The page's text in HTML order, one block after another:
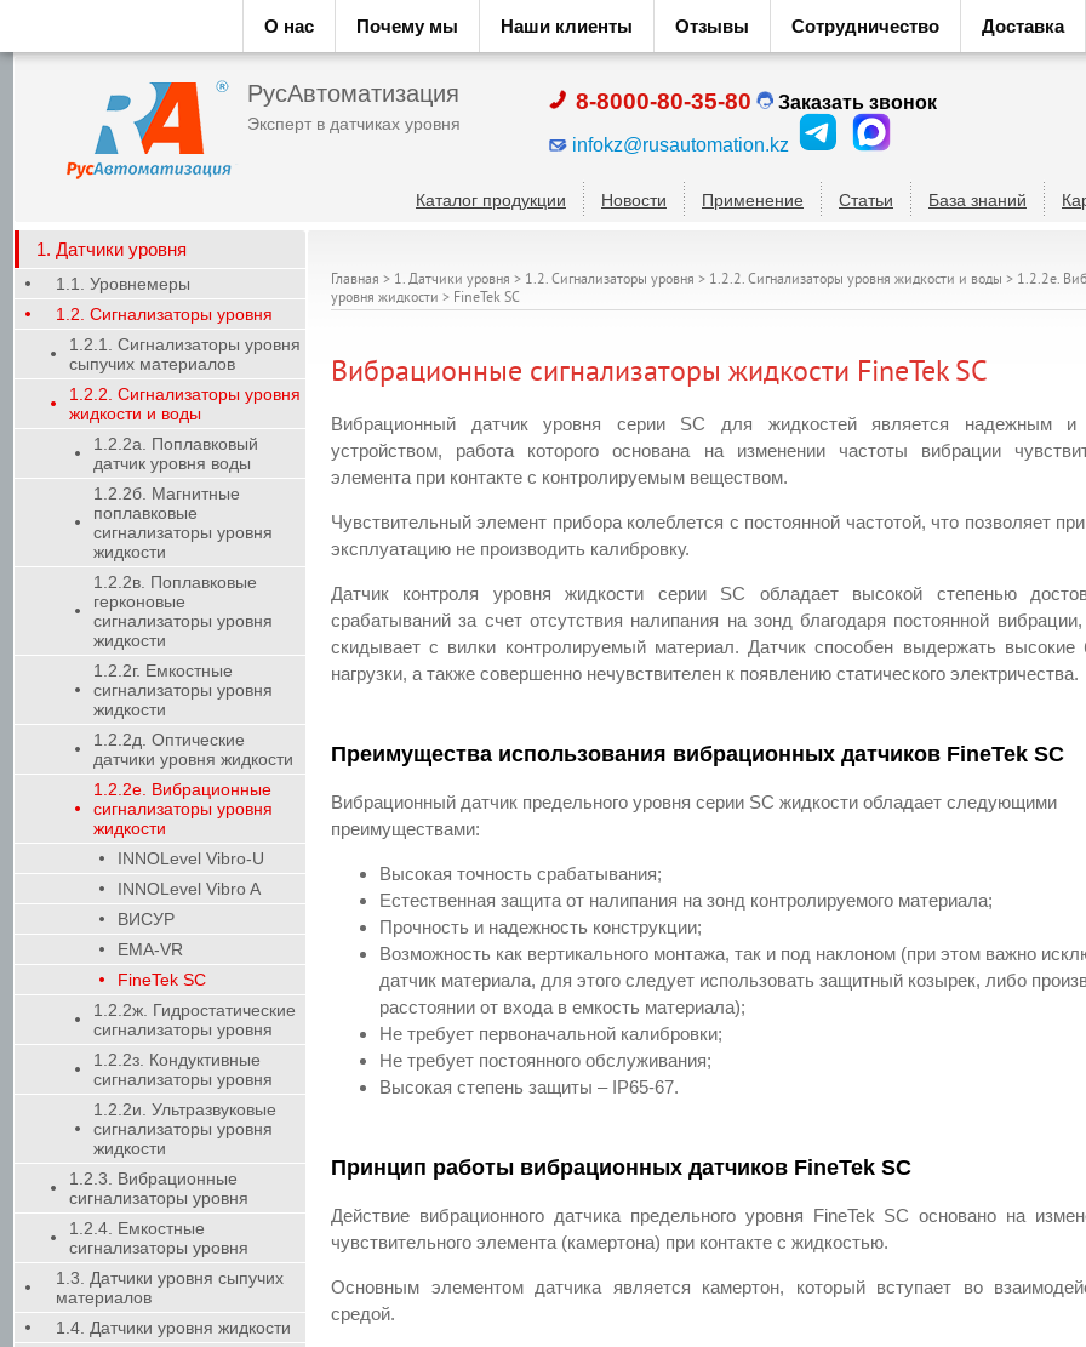
О нас Почему мы Наши клиенты Отзывы Сотрудничество Доставка
РусАвтоматизация
Эксперт в датчиках уровня
8-8000-80-35-80 Заказать звонок
infokz@rusautomation.kz
Каталог продукции Новости Применение Статьи База знаний
1. Датчики уровня
1.1. Уровнемеры
1.2. Сигнализаторы уровня
1.2.1. Сигнализаторы уровня
сыпучих материалов
1.2.2. Сигнализаторы уровня
жидкости и воды
1.2.2а. Поплавковый
датчик уровня воды
1.2.2б. Магнитные
поплавковые
сигнализаторы уровня
жидкости
1.2.2в. Поплавковые
герконовые
сигнализаторы уровня
жидкости
1.2.2г. Емкостные
сигнализаторы уровня
жидкости
1.2.2д. Оптические
датчики уровня жидкости
1.2.2е. Вибрационные
сигнализаторы уровня
жидкости
INNOLevel Vibro-U
INNOLevel Vibro A
ВИСУР
EMA-VR
FineTek SC
1.2.2ж. Гидростатические
сигнализаторы уровня
1.2.2з. Кондуктивные
сигнализаторы уровня
1.2.2и. Ультразвуковые
сигнализаторы уровня
жидкости
1.2.3. Вибрационные
сигнализаторы уровня
1.2.4. Емкостные
сигнализаторы уровня
1.3. Датчики уровня сыпучих
материалов
1.4. Датчики уровня жидкости
Главная > 1. Датчики уровня > 1.2. Сигнализаторы уровня > 1.2.2. Сигнализаторы уровня жидкости и воды > 1.2.2е.
уровня жидкости > FineTek SC
Вибрационные сигнализаторы жидкости FineTek SC
Вибрационный датчик уровня серии SC для жидкостей является надежным и
устройством, работа которого основана на изменении частоты вибрации
элемента при контакте с контролируемым веществом.
Чувствительный элемент прибора колеблется с постоянной частотой, что позволяет
эксплуатацию не производить калибровку.
Датчик контроля уровня жидкости серии SC обладает высокой степенью
срабатываний за счет отсутствия налипания на зонд благодаря постоянной вибрации,
скидывает с вилки контролируемый материал. Датчик способен выдержать высокие
нагрузки, а также совершенно нечувствителен к появлению статического электричества.
Преимущества использования вибрационных датчиков FineTek SC
Вибрационный датчик предельного уровня серии SC жидкости обладает следующими
преимуществами:
Высокая точность срабатывания;
Естественная защита от налипания на зонд контролируемого материала;
Прочность и надежность конструкции;
Возможность как вертикального монтажа, так и под наклоном (при этом важно
датчик материала, для этого следует использовать защитный козырек, либо
расстоянии от входа в емкость материала);
Не требует первоначальной калибровки;
Не требует постоянного обслуживания;
Высокая степень защиты – IP65-67.
Принцип работы вибрационных датчиков FineTek SC
Действие вибрационного датчика предельного уровня FineTek SC основано на
чувствительного элемента (камертона) при контакте с жидкостью.
Основным элементом датчика является камертон, который вступает во
средой.